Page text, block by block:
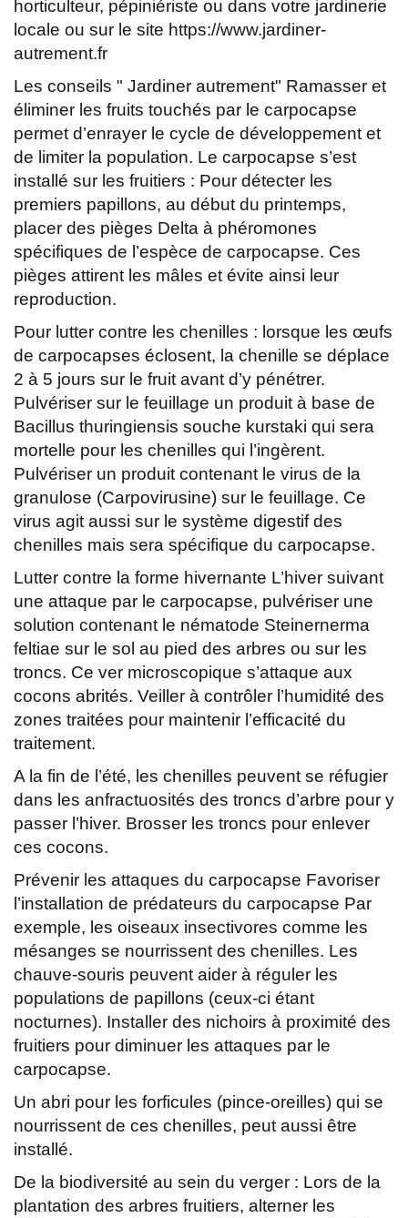
horticulteur, pépiniériste ou dans votre jardinerie
locale ou sur le site https://www.jardiner-
autrement.fr
Les conseils " Jardiner autrement" Ramasser et
éliminer les fruits touchés par le carpocapse
permet d’enrayer le cycle de développement et
de limiter la population. Le carpocapse s’est
installé sur les fruitiers : Pour détecter les
premiers papillons, au début du printemps,
placer des pièges Delta à phéromones
spécifiques de l’espèce de carpocapse. Ces
pièges attirent les mâles et évite ainsi leur
reproduction.
Pour lutter contre les chenilles : lorsque les œufs
de carpocapses éclosent, la chenille se déplace
2 à 5 jours sur le fruit avant d’y pénétrer.
Pulvériser sur le feuillage un produit à base de
Bacillus thuringiensis souche kurstaki qui sera
mortelle pour les chenilles qui l’ingèrent.
Pulvériser un produit contenant le virus de la
granulose (Carpovirusine) sur le feuillage. Ce
virus agit aussi sur le système digestif des
chenilles mais sera spécifique du carpocapse.
Lutter contre la forme hivernante L’hiver suivant
une attaque par le carpocapse, pulvériser une
solution contenant le nématode Steinernerma
feltiae sur le sol au pied des arbres ou sur les
troncs. Ce ver microscopique s’attaque aux
cocons abrités. Veiller à contrôler l’humidité des
zones traitées pour maintenir l’efficacité du
traitement.
A la fin de l’été, les chenilles peuvent se réfugier
dans les anfractuosités des troncs d’arbre pour y
passer l’hiver. Brosser les troncs pour enlever
ces cocons.
Prévenir les attaques du carpocapse Favoriser
l’installation de prédateurs du carpocapse Par
exemple, les oiseaux insectivores comme les
mésanges se nourrissent des chenilles. Les
chauve-souris peuvent aider à réguler les
populations de papillons (ceux-ci étant
nocturnes). Installer des nichoirs à proximité des
fruitiers pour diminuer les attaques par le
carpocapse.
Un abri pour les forficules (pince-oreilles) qui se
nourrissent de ces chenilles, peut aussi être
installé.
De la biodiversité au sein du verger : Lors de la
plantation des arbres fruitiers, alterner les